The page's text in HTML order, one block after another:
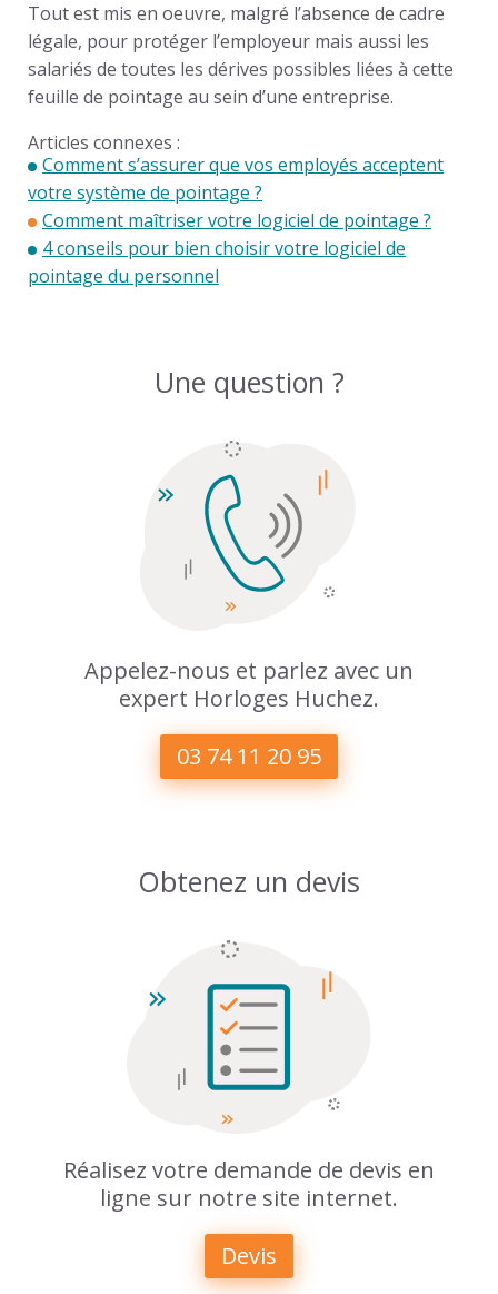
Tout est mis en oeuvre, malgré l’absence de cadre
légale, pour protéger l’employeur mais aussi les
salariés de toutes les dérives possibles liées à cette
feuille de pointage au sein d’une entreprise.
Articles connexes :
Comment s’assurer que vos employés acceptent
votre système de pointage ?
Comment maîtriser votre logiciel de pointage ?
4 conseils pour bien choisir votre logiciel de
pointage du personnel
Une question ?
Appelez-nous et parlez avec un
expert Horloges Huchez.
03 74 11 20 95
Obtenez un devis
Réalisez votre demande de devis en
ligne sur notre site internet.
Devis